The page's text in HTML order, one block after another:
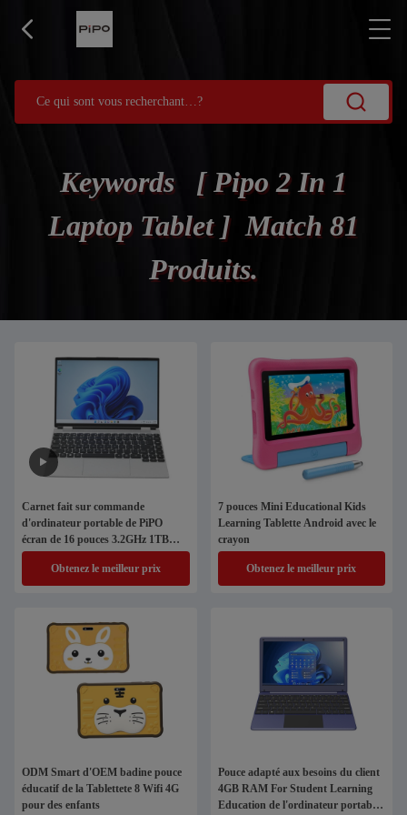
Keywords [ Pipo 2 In 1
Laptop Tablet ] Match 81
Produits.
Carnet fait sur commande
d'ordinateur portable de PiPO
écran de 16 pouces 3.2GHz 1TB
pour des affaires
Obtenez le meilleur prix
7 pouces Mini Educational Kids
Learning Tablette Android avec le
crayon
Obtenez le meilleur prix
ODM Smart d'OEM badine pouce
éducatif de la Tablettete 8 Wifi 4G
pour des enfants
Pouce adapté aux besoins du client
4GB RAM For Student Learning
Education de l'ordinateur portable